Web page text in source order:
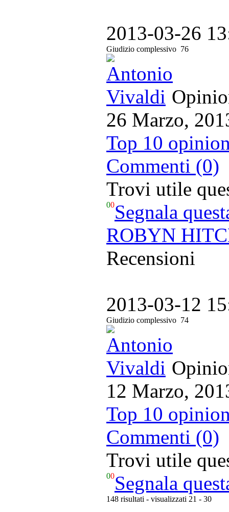
2013-03-26
Giudizio complessivo 76
26 Marzo,
Top 10
Commenti (0)
Trovi utile
00Segnala
ROBYN
Recensioni
2013-03-12
Giudizio complessivo 74
12 Marzo,
Top 10
Commenti (0)
Trovi utile
00Segnala
148 risultati - visualizzati 21 - 30